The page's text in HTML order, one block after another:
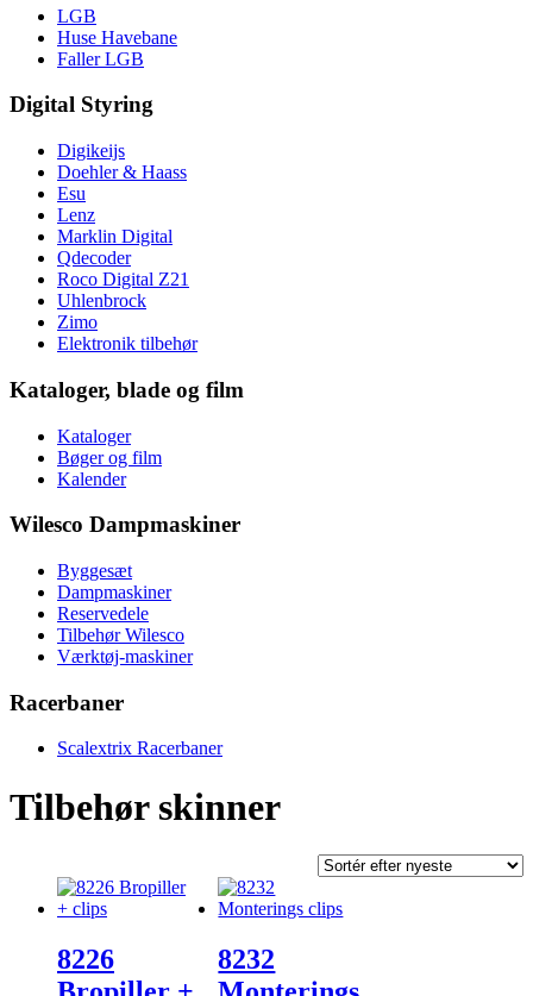
LGB
Huse Havebane
Faller LGB
Digital Styring
Digikeijs
Doehler & Haass
Esu
Lenz
Marklin Digital
Qdecoder
Roco Digital Z21
Uhlenbrock
Zimo
Elektronik tilbehør
Kataloger, blade og film
Kataloger
Bøger og film
Kalender
Wilesco Dampmaskiner
Byggesæt
Dampmaskiner
Reservedele
Tilbehør Wilesco
Værktøj-maskiner
Racerbaner
Scalextrix Racerbaner
Tilbehør skinner
8226
8232